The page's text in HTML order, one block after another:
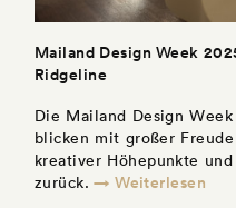
Mailand Design Week
Ridgeline
Die Mailand Design
blicken mit großer
kreativer Höhepunkte
zurück. → Weiterlesen